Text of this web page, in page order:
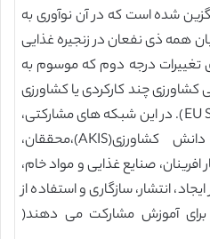
شده است که در آن نوآوری به
همه ذی نفعان در زنجیره غذایی
درجه دوم که موسوم به
چند کارکردی یا کشاورزی
ارگانیک می باشد) (EU SCAR, 2012). در این شبکه های مشارکتی،
سیستم های اطلاعات و دانش کشاورزی(AKIS)،محققان،
افرینان، صنایع غذایی و مواد خام،
انتشار، سازگاری و استفاده از
برای آموزش مشارکت می دهند(